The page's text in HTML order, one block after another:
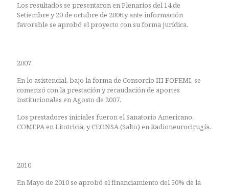
Los resultados se presentaron en Plenarios del 14 de
Setiembre y 20 de octubre de 2006,y ante información
favorable se aprobó el proyecto con su forma jurídica.
2007
En lo asistencial, bajo la forma de Consorcio III FOFEMI, se
comenzó con la prestación y recaudación de aportes
institucionales en Agosto de 2007.
Los prestadores iniciales fueron el Sanatorio Americano,
COMEPA en Litotricia, y CEONSA (Salto) en Radioneurocirugía.
2010
En Mayo de 2010 se aprobó el financiamiento del 50% de la